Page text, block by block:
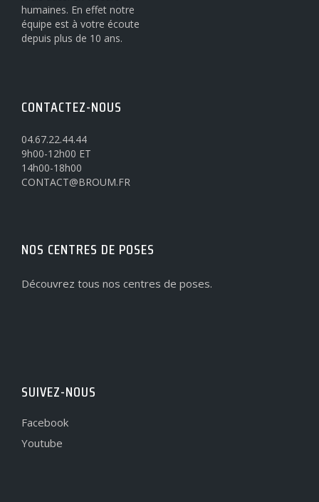
humaines. En effet notre
équipe est à votre écoute
depuis plus de 10 ans.
CONTACTEZ-NOUS
04.67.22.44.44
9h00-12h00 ET
14h00-18h00
CONTACT@BROUM.FR
NOS CENTRES DE POSES
Découvrez tous nos centres de poses.
SUIVEZ-NOUS
Facebook
Youtube